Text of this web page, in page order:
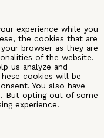
experience while you
the cookies that are
browser as they are
of the website.
us analyze and
cookies will be
You also have
But opting out of some
experience.